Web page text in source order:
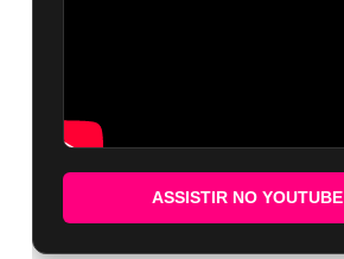
ASSISTIR NO YOUTUBE